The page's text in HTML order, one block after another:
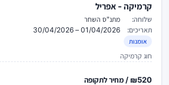
קרמיקה - אפריל
שלוחה:
מתנ"ס השחר
תאריכים:
01/04/2026 – 30/04/2026
אומנות
חוג קרמיקה
₪520 / מחיר לתקופה